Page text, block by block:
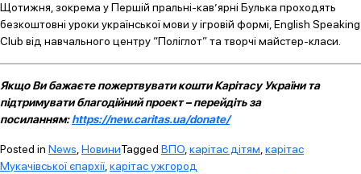
Щотижня, зокрема у Першій пральні-кав’ярні Булька проходять
безкоштовні уроки української мови у ігровій формі, English Speaking
Club від навчального центру “Поліглот” та творчі майстер-класи.
Якщо Ви бажаєте пожертвувати кошти Карітасу України та
підтримувати благодійний проект – перейдіть за
посиланням:https://new.caritas.ua/donate/
Posted in News НовиниTagged ВПО карітас дітям карітас
Мукачівської єпархії карітас ужгород